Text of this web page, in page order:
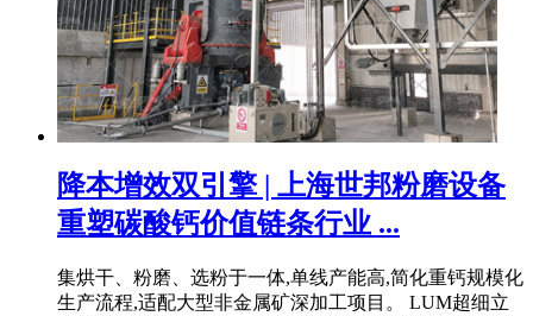
降本增效双引擎 | 上海世邦粉磨设备
重塑碳酸钙价值链条行业 ...
集烘干、粉磨、选粉于一体,单线产能高,简化重钙规模化
生产流程,适配大型非金属矿深加工项目。 LUM超细立